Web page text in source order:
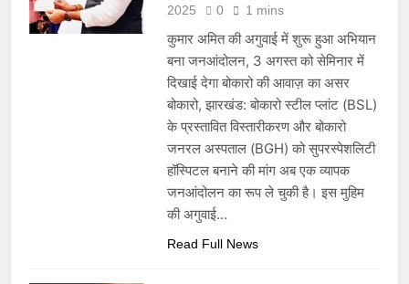
2025
0 1 mins
कुमार अमित की अगुवाई में शुरू हुआ अभियान
बना जनआंदोलन, 3 अगस्त को सेमिनार में
दिखाई देगा बोकारो की आवाज़ का असर
बोकारो, झारखंड: बोकारो स्टील प्लांट (BSL)
के प्रस्तावित विस्तारीकरण और बोकारो
जनरल अस्पताल (BGH) को सुपरस्पेशलिटी
हॉस्पिटल बनाने की मांग अब एक व्यापक
जनआंदोलन का रूप ले चुकी है। इस मुहिम
की अगुवाई…
Read Full News